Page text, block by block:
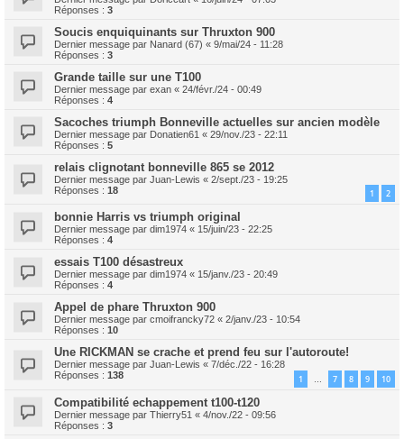
Réponses : 3
Soucis enquiquinants sur Thruxton 900
Dernier message par Nanard (67) « 9/mai/24 - 11:28
Réponses : 3
Grande taille sur une T100
Dernier message par exan « 24/févr./24 - 00:49
Réponses : 4
Sacoches triumph Bonneville actuelles sur ancien modèle
Dernier message par Donatien61 « 29/nov./23 - 22:11
Réponses : 5
relais clignotant bonneville 865 se 2012
Dernier message par Juan-Lewis « 2/sept./23 - 19:25
Réponses : 18 1 2
bonnie Harris vs triumph original
Dernier message par dim1974 « 15/juin/23 - 22:25
Réponses : 4
essais T100 désastreux
Dernier message par dim1974 « 15/janv./23 - 20:49
Réponses : 4
Appel de phare Thruxton 900
Dernier message par cmoifrancky72 « 2/janv./23 - 10:54
Réponses : 10
Une RICKMAN se crache et prend feu sur l'autoroute!
Dernier message par Juan-Lewis « 7/déc./22 - 16:28
Réponses : 138 1 … 7 8 9 10
Compatibilité echappement t100-t120
Dernier message par Thierry51 « 4/nov./22 - 09:56
Réponses : 3